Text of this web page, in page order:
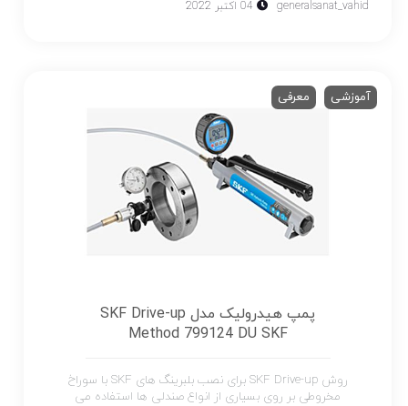
generalsanat_vahid 04 اکتبر 2022
آموزشی معرفی
پمپ هیدرولیک مدل SKF Drive-up
Method 799124 DU SKF
روش SKF Drive-up برای نصب بلبرینگ های SKF با سوراخ
مخروطی بر روی بسیاری از انواع صندلی ها استفاده می